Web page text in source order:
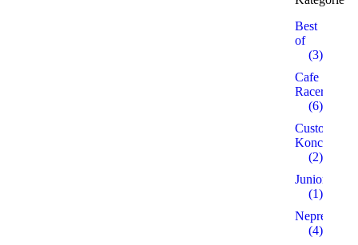
Best
of
(3)
Cafe
Racer
(6)
Custom /
Koncepty
(2)
Junior
(1)
(4)